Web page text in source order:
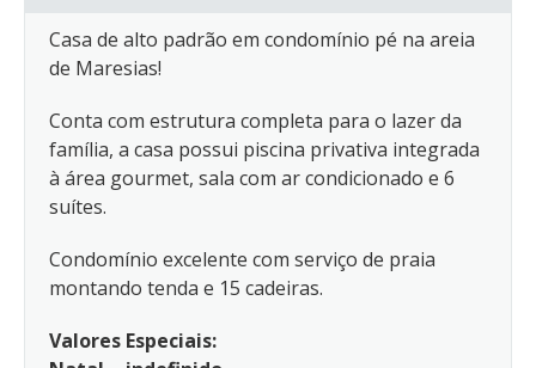
Casa de alto padrão em condomínio pé na areia
de Maresias!
Conta com estrutura completa para o lazer da
família, a casa possui piscina privativa integrada
à área gourmet, sala com ar condicionado e 6
suítes.
Condomínio excelente com serviço de praia
montando tenda e 15 cadeiras.
Valores Especiais: